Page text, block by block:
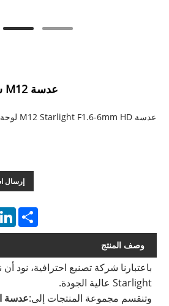
عدسة M12 ستارلايت F1.6-6mm
إرسال
Share
وصف المنتج
Starlight عالية الجودة.
وتنقسم مجموعة المنتجات إلى:عدسة